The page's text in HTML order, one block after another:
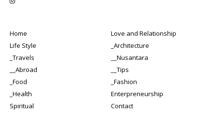
Home
Love and Relationship
Life Style
_Architecture
_Travels
__Nusantara
__Abroad
__Tips
_Food
_Fashion
_Health
Enterpreneurship
Spiritual
Contact